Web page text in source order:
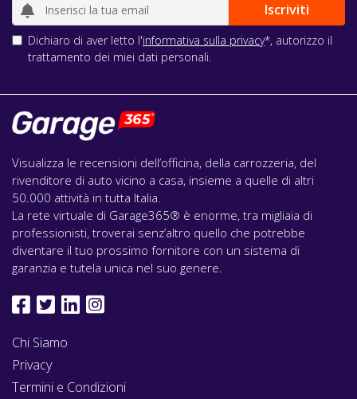
Dichiaro di aver letto l'informativa sulla privacy*, autorizzo il
trattamento dei miei dati personali.
Visualizza le recensioni dell’officina, della carrozzeria, del
rivenditore di auto vicino a casa, insieme a quelle di altri
50.000 attività in tutta Italia.
La rete virtuale di Garage365® è enorme, tra migliaia di
professionisti, troverai senz’altro quello che potrebbe
diventare il tuo prossimo fornitore con un sistema di
garanzia e tutela unica nel suo genere.
Chi Siamo
Privacy
Termini e Condizioni